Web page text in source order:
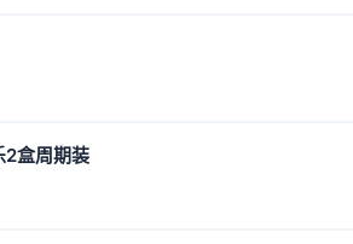
2盒周期装